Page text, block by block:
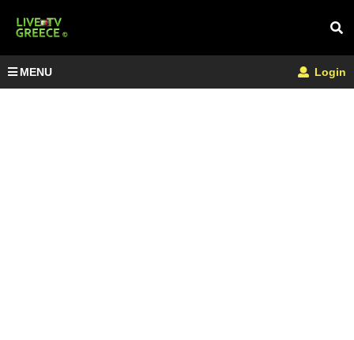
MENU Login